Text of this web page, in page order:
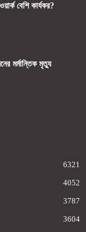
বেশি কার্যকর?
মর্মান্তিক মৃত্যু
6321
4052
3787
3604